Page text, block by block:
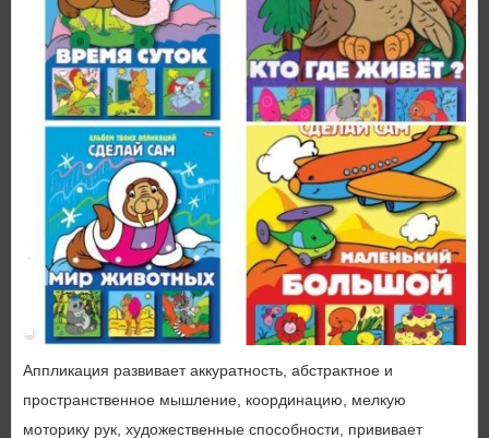
Аппликация развивает аккуратность, абстрактное и
пространственное мышление, координацию, мелкую
моторику рук, художественные способности, прививает